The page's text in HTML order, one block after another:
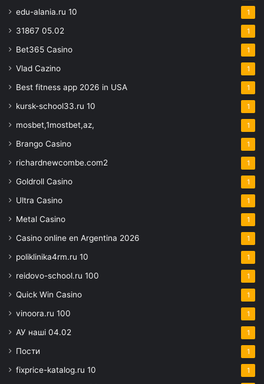
edu-alania.ru 10 1
31867 05.02 1
Bet365 Casino 1
Vlad Cazino 1
Best fitness app 2026 in USA 1
kursk-school33.ru 10 1
mosbet,1mostbet,az, 1
Brango Casino 1
richardnewcombe.com2 1
Goldroll Casino 1
Ultra Casino 1
Metal Casino 1
Casino online en Argentina 2026 1
poliklinika4rm.ru 10 1
reidovo-school.ru 100 1
Quick Win Casino 1
vinoora.ru 100 1
АУ наші 04.02 1
Пости 1
fixprice-katalog.ru 10 1